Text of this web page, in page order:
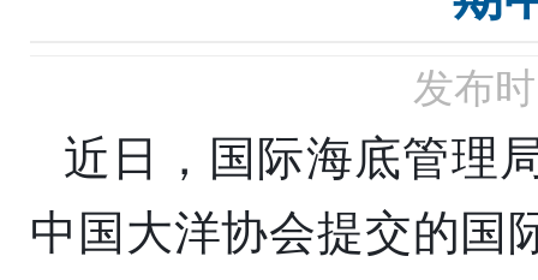
发布
近日
，国际海底管理
中国大洋协会提交的国